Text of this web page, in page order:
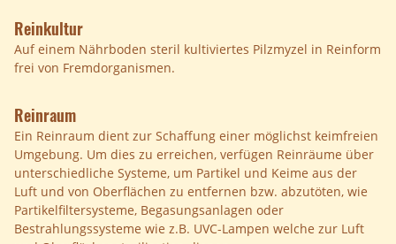
Reinkultur
Auf einem Nährboden steril kultiviertes Pilzmyzel in Reinform
frei von Fremdorganismen.
Reinraum
Ein Reinraum dient zur Schaffung einer möglichst keimfreien
Umgebung. Um dies zu erreichen, verfügen Reinräume über
unterschiedliche Systeme, um Partikel und Keime aus der
Luft und von Oberflächen zu entfernen bzw. abzutöten, wie
Partikelfiltersysteme, Begasungsanlagen oder
Bestrahlungssysteme wie z.B. UVC-Lampen welche zur Luft